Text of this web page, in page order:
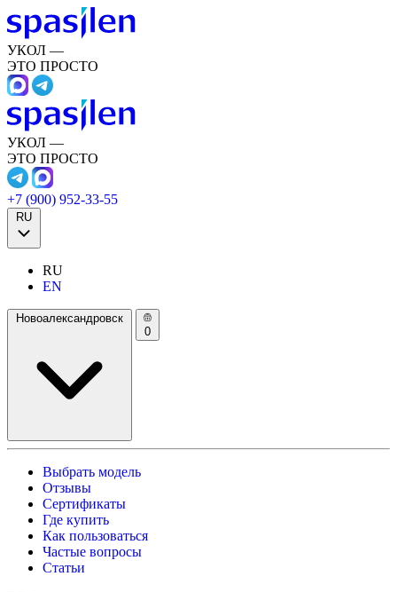
УКОЛ —
ЭТО ПРОСТО
УКОЛ —
ЭТО ПРОСТО
+7 (900) 952-33-55
RU
RU
EN
Новоалександровск
0
Выбрать модель
Отзывы
Сертификаты
Где купить
Как пользоваться
Частые вопросы
Статьи